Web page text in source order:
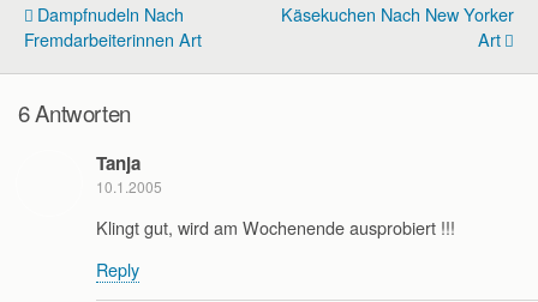
Dampfnudeln Nach
Fremdarbeiterinnen Art
Käsekuchen Nach New Yorker
Art
6 Antworten
Tanja
10.1.2005
Klingt gut, wird am Wochenende ausprobiert !!!
Reply